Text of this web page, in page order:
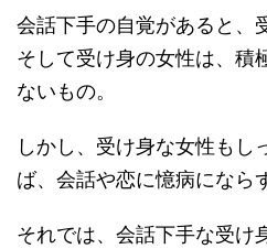
会話下手の自覚があると、
そして受け身の女性は、積
ないもの。
しかし、受け身な女性もし
ば、会話や恋に憶病になら
それでは、会話下手な受け